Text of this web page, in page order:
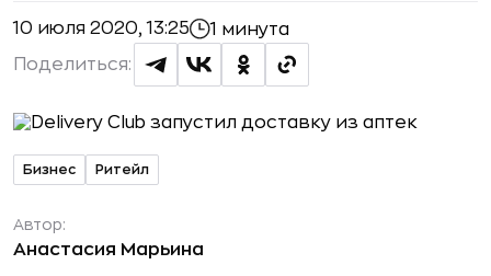
10 июля 2020, 13:25 1 минута
Поделиться:
Бизнес Ритейл
Автор:
Анастасия Марьина